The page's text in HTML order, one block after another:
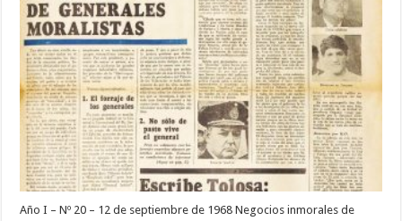
de
los
Argentinos
|
nº
20
–
12
de
septiembre
de
1968
Año I – Nº 20 – 12 de septiembre de 1968 Negocios inmorales de